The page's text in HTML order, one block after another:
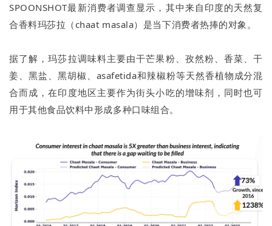
SPOONSHOT最新消费者调查显示，其中来自印度的天然复
合香料玛莎拉（chaat masala）是当下消费者热捧的对象。
据了解，玛莎拉调味料主要由干芒果粉、孜然粉、香菜、干
姜、黑盐、黑胡椒、asafetida和辣椒粉等天然香植物成分混
合而成，在印度地区主要作为街头小吃的增味剂，同时也可
用于其他食品饮料中形成多种口味组合。